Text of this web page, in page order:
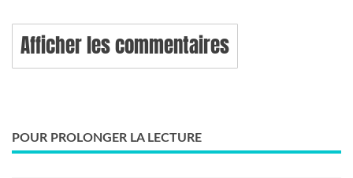
Afficher les commentaires
POUR PROLONGER LA LECTURE